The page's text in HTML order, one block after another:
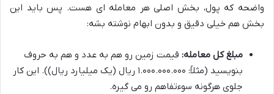
واضحه که پول، بخش اصلی هر معامله ای هست. پس باید این
بخش هم خیلی دقیق و بدون ابهام نوشته بشه:
مبلغ کل معامله: قیمت زمین رو هم به عدد و هم به حروف
بنویسید (مثلاً: ۱.۰۰۰.۰۰۰.۰۰۰ ریال (یک میلیارد ریال)). این کار
جلوی هرگونه سوءتفاهم رو می گیره.